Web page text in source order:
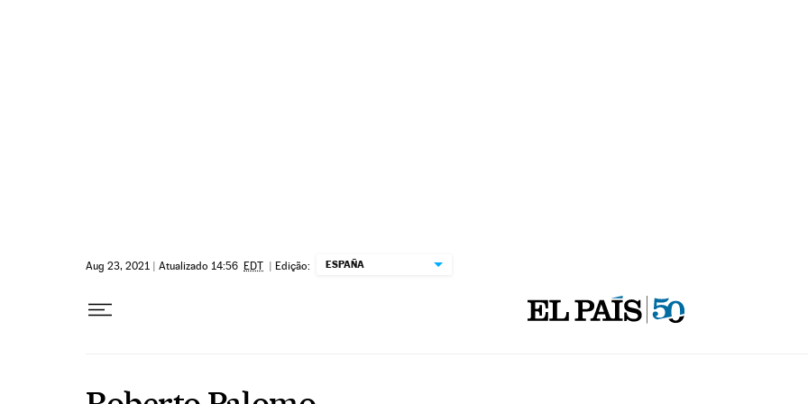
Aug 23, 2021 | Atualizado 14:56 EDT | Edição: ESPAÑA